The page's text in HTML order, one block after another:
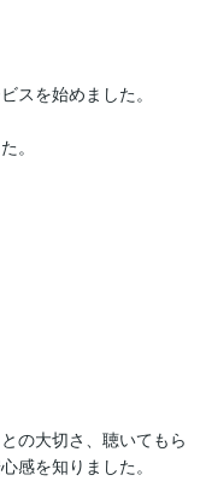
スを始めました。
。
の大切さ、聴いてもら
感を知りました。